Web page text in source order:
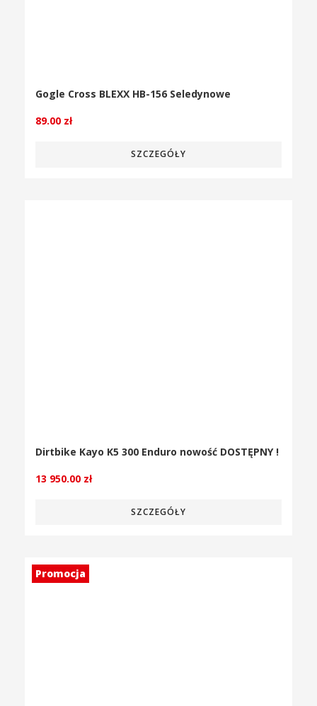
Gogle Cross BLEXX HB-156 Seledynowe
89.00 zł
SZCZEGÓŁY
Dirtbike Kayo K5 300 Enduro nowość DOSTĘPNY !
13 950.00 zł
SZCZEGÓŁY
Promocja